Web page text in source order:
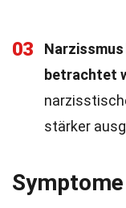
03 Narzissmus
betrachtet
stärker